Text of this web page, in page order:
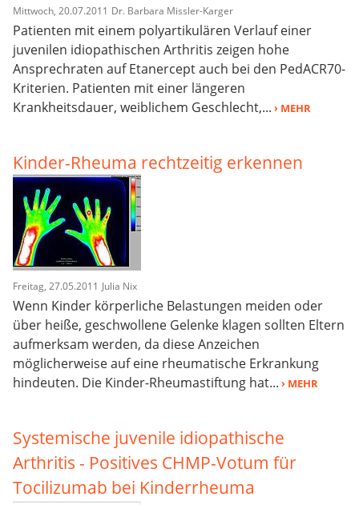
Mittwoch, 20.07.2011 Dr. Barbara Missler-Karger
Patienten mit einem polyartikulären Verlauf einer
juvenilen idiopathischen Arthritis zeigen hohe
Ansprechraten auf Etanercept auch bei den PedACR70-
Kriterien. Patienten mit einer längeren
Krankheitsdauer, weiblichem Geschlecht,... › MEHR
Kinder-Rheuma rechtzeitig erkennen
Freitag, 27.05.2011 Julia Nix
Wenn Kinder körperliche Belastungen meiden oder
über heiße, geschwollene Gelenke klagen sollten Eltern
aufmerksam werden, da diese Anzeichen
möglicherweise auf eine rheumatische Erkrankung
hindeuten. Die Kinder-Rheumastiftung hat... › MEHR
Systemische juvenile idiopathische
Arthritis - Positives CHMP-Votum für
Tocilizumab bei Kinderrheuma